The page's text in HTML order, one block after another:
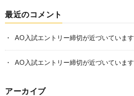
最近のコメント
AO入試エントリー締切が近づいています
AO入試エントリー締切が近づいています
アーカイブ